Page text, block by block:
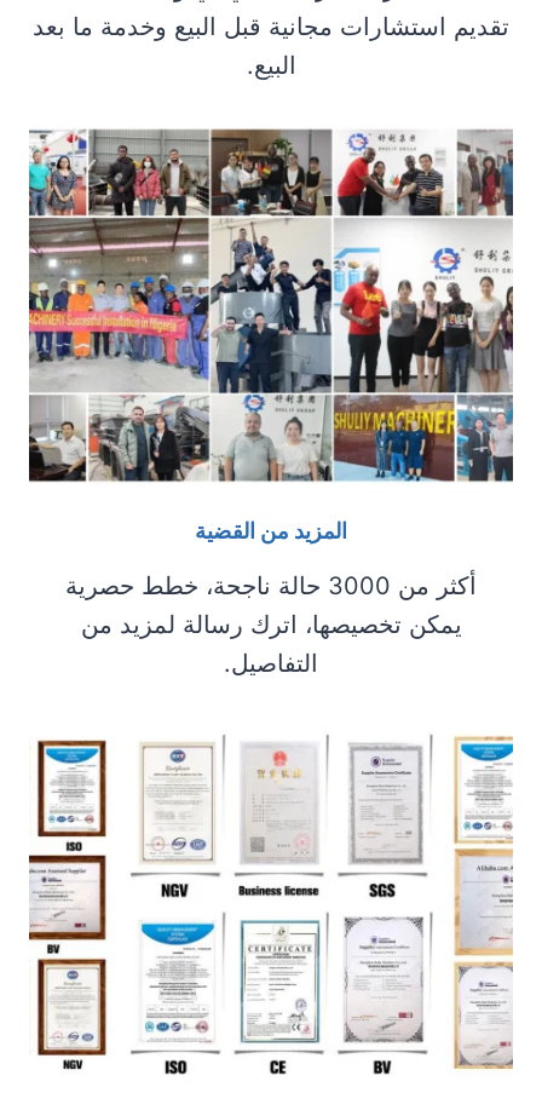
ط
تقديم استشارات مجانية قبل البيع وخدمة ما بعد
البيع.
المزيد من القضية
أكثر من 3000 حالة ناجحة، خطط حصرية
يمكن تخصيصها، اترك رسالة لمزيد من
التفاصيل.